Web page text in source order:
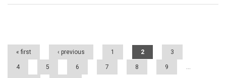
Pages
« first ‹ previous 1 2 3
4 5 6 7 8 9 …